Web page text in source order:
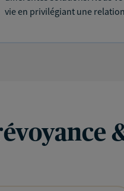
vie en privilégiant une